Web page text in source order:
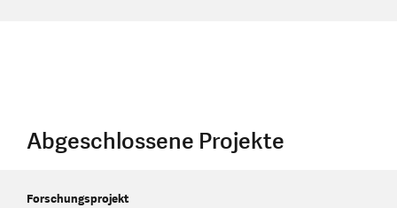
Abgeschlossene Projekte
Forschungsprojekt